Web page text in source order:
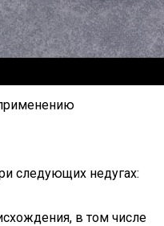
следующих недугах:
в том числе